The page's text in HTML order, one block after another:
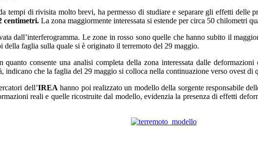
tempi di rivisita molto brevi, ha permesso di studiare e separare gli effetti delle
centimetri. La zona maggiormente interessata si estende per circa 50 chilometri
dall’interferogramma. Le zone in rosso sono quelle che hanno subito il
faglia sulla quale si è originato il terremoto del 29 maggio.
consente una analisi completa della zona interessata dalle
indicano che la faglia del 29 maggio si colloca nella continuazione verso ovest di
dell’IREA hanno poi realizzato un modello della sorgente responsabile
reali e quelle ricostruite dal modello, evidenzia la presenza di effetti